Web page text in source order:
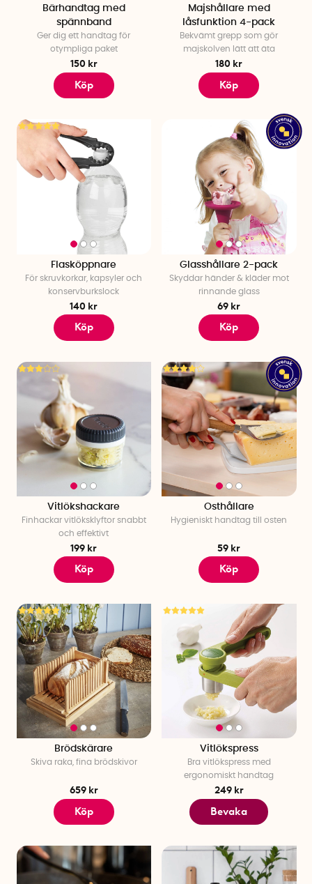
Bärhandtag med
spännband
Ger dig ett handtag för
otympliga paket
150 kr
Köp
Majshållare med
låsfunktion 4-pack
Bekvämt grepp som gör
majskolven lätt att äta
180 kr
Köp
Flasköppnare
För skruvkorkar, kapsyler och
konservburkslock
140 kr
Köp
Glasshållare 2-pack
Skyddar händer & kläder mot
rinnande glass
69 kr
Köp
Vitlökshackare
Finhackar vitlöksklyftor snabbt
och effektivt
199 kr
Köp
Osthållare
Hygieniskt handtag till osten
59 kr
Köp
Brödskärare
Skiva raka, fina brödskivor
659 kr
Köp
Vitlökspress
Bra vitlökspress med
ergonomiskt handtag
249 kr
Bevaka